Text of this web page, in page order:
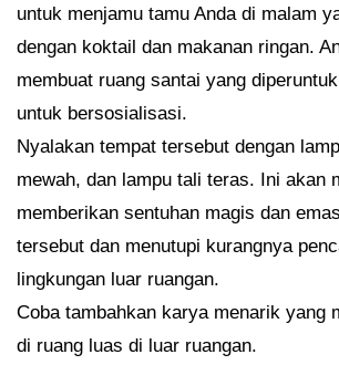
untuk menjamu tamu Anda di malam
dengan koktail dan makanan ringan.
membuat ruang santai yang
untuk bersosialisasi.
Nyalakan tempat tersebut dengan
mewah, dan lampu tali teras. Ini akan
memberikan sentuhan magis dan
tersebut dan menutupi kurangnya
lingkungan luar ruangan.
Coba tambahkan karya menarik yang
di ruang luas di luar ruangan.